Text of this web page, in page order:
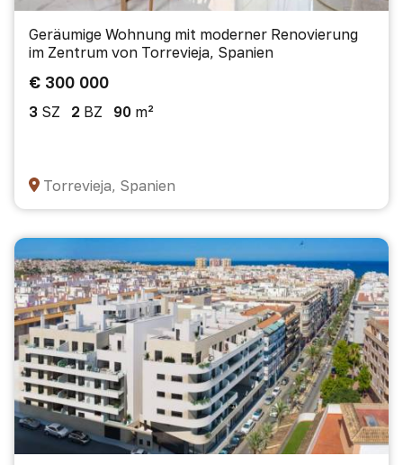
Geräumige Wohnung mit moderner Renovierung
im Zentrum von Torrevieja, Spanien
€ 300 000
3 SZ 2 BZ 90 m²
Torrevieja, Spanien